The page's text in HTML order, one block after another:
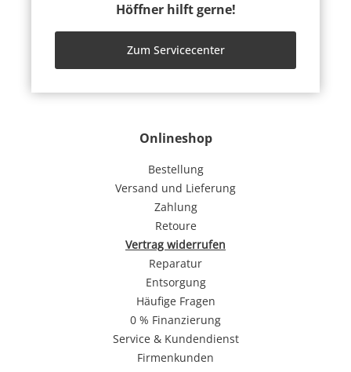
Onlineshop
Bestellung
Versand und Lieferung
Zahlung
Retoure
Vertrag widerrufen
Reparatur
Entsorgung
Häufige Fragen
0 % Finanzierung
Service & Kundendienst
Firmenkunden
Höffner hilft gerne!
Zum Servicecenter